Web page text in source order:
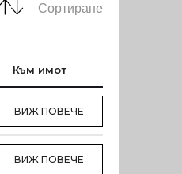
Сортиране
Към имот
ВИЖ ПОВЕЧЕ
ВИЖ ПОВЕЧЕ